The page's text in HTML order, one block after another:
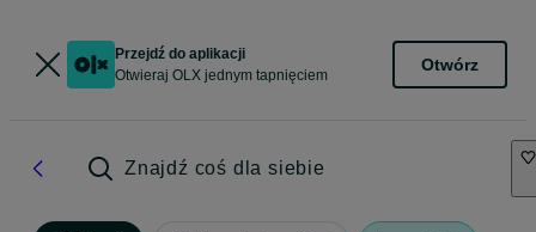
Przejdź do aplikacji
Otwieraj OLX jednym tapnięciem
Otwórz
Znajdź coś dla siebie